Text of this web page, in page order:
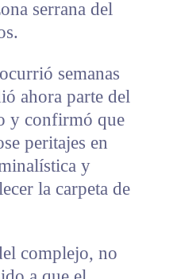
serrana del
semanas
ahora parte del
y confirmó que
peritajes en
y
la carpeta de
complejo, no